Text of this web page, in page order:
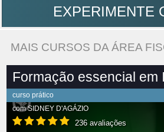
EXPERIMENTE
MAIS CURSOS DA ÁREA
Formação essencial em
curso prático
comSIDNEY D'AGÁZIO
236 avaliações